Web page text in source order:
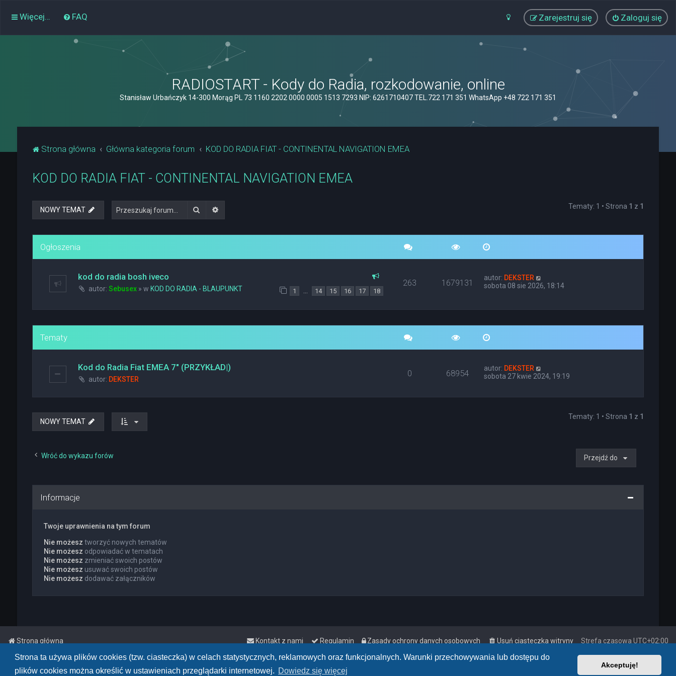
Strona ta używa plików cookies (tzw. ciasteczka) w celach statystycznych, reklamowych oraz funkcjonalnych. Warunki przechowywania lub dostępu do
plików cookies można określić w ustawieniach przeglądarki internetowej. Dowiedz się więcej
Akceptuję!
Więcej… FAQ Zaloguj się
Zarejestruj się
RADIOSTART - Kody do Radia, rozkodowanie, online
Stanisław Urbańczyk 14-300 Morąg PL 73 1160 2202 0000 0005 1513 7293 NIP: 6261710407 TEL.722 171 351 WhatsApp +48 722 171 351
Strona główna Główna kategoria forum KOD DO RADIA FIAT - CONTINENTAL NAVIGATION EMEA
KOD DO RADIA FIAT - CONTINENTAL NAVIGATION EMEA
NOWY TEMAT Szukaj Tematy: 1 • Strona 1 z 1
Ogłoszenia
kod do radia bosh iveco
autor: Sebusex » w KOD DO RADIA - BLAUPUNKT 1 … 14 15 16 17 18
263 1679131 autor: DEKSTER
sobota 08 sie 2026, 18:14
Tematy
Kod do Radia Fiat EMEA 7" (PRZYKŁAD|)
autor: DEKSTER
0 68954 autor: DEKSTER
sobota 27 kwie 2024, 19:19
NOWY TEMAT
Tematy: 1 • Strona 1 z 1
Wróć do wykazu forów Przejdź do
Informacje
Twoje uprawnienia na tym forum
Nie możesz tworzyć nowych tematów
Nie możesz odpowiadać w tematach
Nie możesz zmieniać swoich postów
Nie możesz usuwać swoich postów
Nie możesz dodawać załączników
Strona główna Strefa czasowa UTC+02:00
Usuń ciasteczka witryny
Zasady ochrony danych osobowych
Regulamin
Kontakt z nami
Powered by phpBB • Design by
PlanetStyles